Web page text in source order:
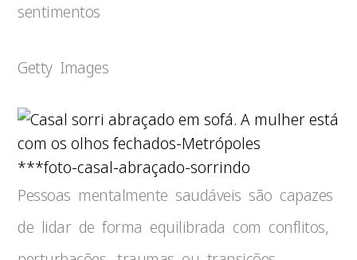
sentimentos
Getty Images
***foto-casal-abraçado-sorrindo
Pessoas mentalmente saudáveis são capazes
de lidar de forma equilibrada com conflitos,